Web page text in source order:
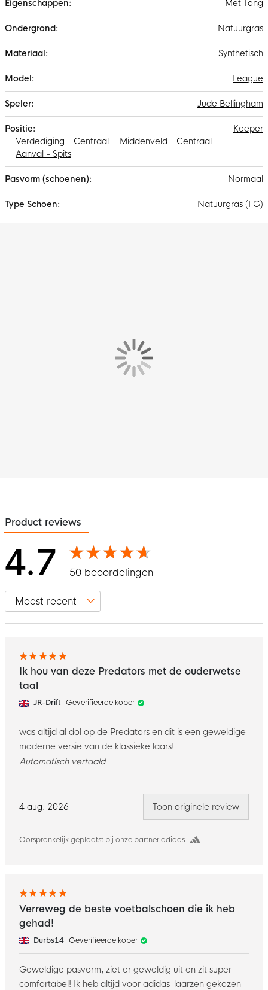
Met Tong
Natuurgras
Synthetisch
League
Jude Bellingham
Keeper
Verdediging - Centraal
Middenveld - Centraal
Aanval - Spits
Normaal
Natuurgras (FG)
Product reviews
4.7 50 beoordelingen
4 aug. 2026
Oorspronkelijk geplaatst bij onze partner adidas
Ik hou van deze Predators met de ouderwetse
taal
JR-Drift Geverifieerde koper
was altijd al dol op de Predators en dit is een geweldige
moderne versie van de klassieke laars!
Automatisch vertaald
Toon originele review
Verreweg de beste voetbalschoen die ik heb
gehad!
Durbs14 Geverifieerde koper
Geweldige pasvorm, ziet er geweldig uit en zit super
comfortabel! Ik heb altijd voor adidas-laarzen gekozen